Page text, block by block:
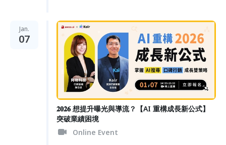
Jan.
07
𝟐𝟎𝟐𝟔 想提升曝光與導流？【AI 重構成長新公式】
突破業績困境
Online Event